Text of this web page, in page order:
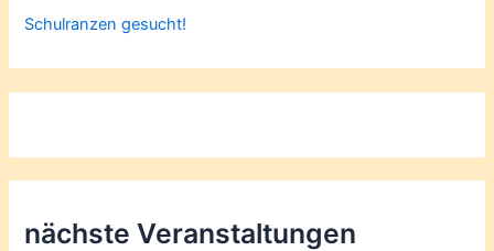
Schulranzen gesucht!
nächste Veranstaltungen